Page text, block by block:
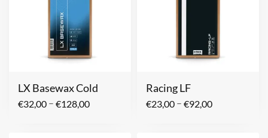
LX Basewax Cold
€32,00 – €128,00
Racing LF
€23,00 – €92,00